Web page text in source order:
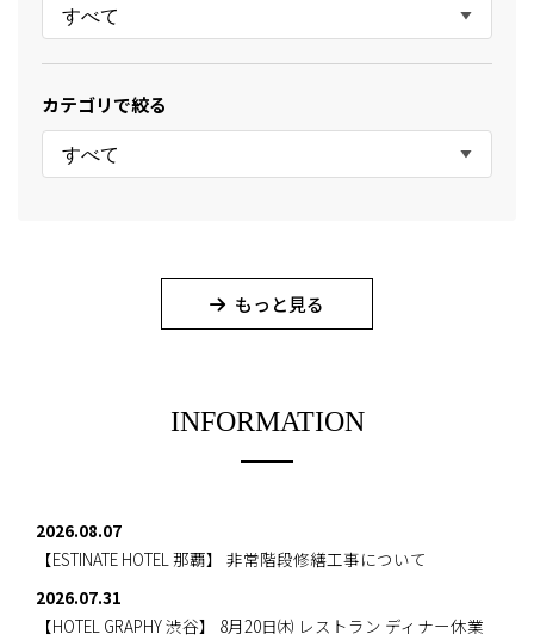
すべて
カテゴリで絞る
すべて
もっと見る
INFORMATION
2026.08.07
【ESTINATE HOTEL 那覇】 非常階段修繕工事について
2026.07.31
【HOTEL GRAPHY 渋谷】 8月20日㈭ レストラン ディナー休業